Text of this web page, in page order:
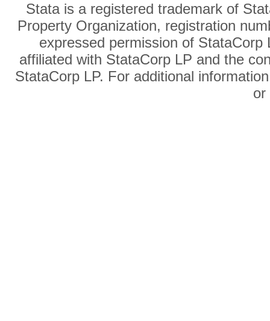
Stata is a registered trademark of
Property Organization, registration
expressed permission of
affiliated with StataCorp LP and the
StataCorp LP. For additional
or